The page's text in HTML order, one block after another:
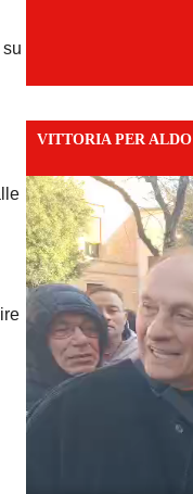
VITTORIA PER ALDO